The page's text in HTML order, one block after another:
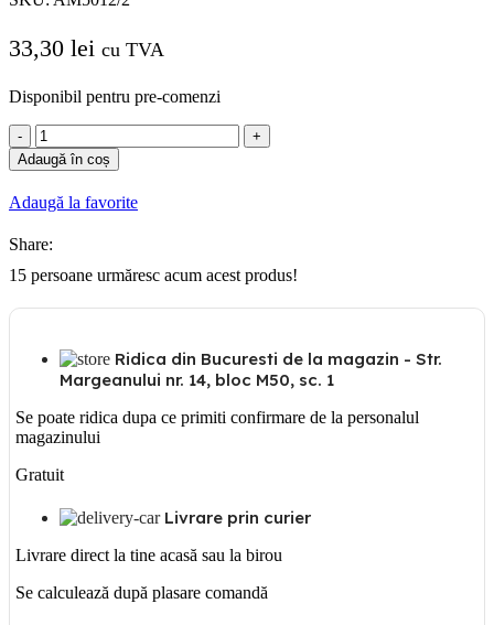
33,30 lei cu TVA
Disponibil pentru pre-comenzi
Cantitate
Intrerupator
cruce
2M
Bticino
Adaugă în coș
Adaugă la favorite
Share:
15 persoane urmăresc acum acest produs!
Ridica din Bucuresti de la magazin - Str.
Margeanului nr. 14, bloc M50, sc. 1
Se poate ridica dupa ce primiti confirmare de la personalul
magazinului
Gratuit
Livrare prin curier
Livrare direct la tine acasă sau la birou
Se calculează după plasare comandă